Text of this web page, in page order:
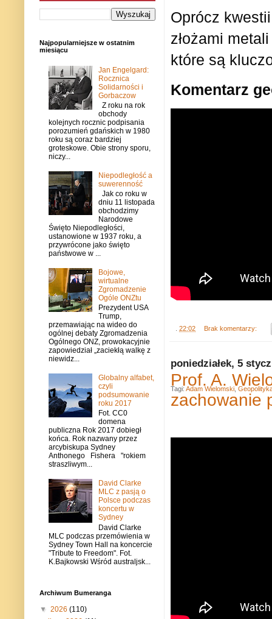
Oprócz
złożami
które są
Komentarz
22:02 Brak komentarzy:
poniedziałek, 5
Prof. A.
zachowanie
Tagi: Adam Wielomski
Najpopularniejsze w ostatnim
miesiącu
Jan Engelgard:
Rocznica
Solidarności i
Gorbaczow
Z roku na rok
obchody
kolejnych rocznic podpisania
porozumień gdańskich w 1980
roku są coraz bardziej
groteskowe. Obie strony sporu,
niczy...
Niepodległość a
suwerenność
Jak co roku w
dniu 11 listopada
obchodzimy
Narodowe
Święto Niepodległości,
ustanowione w 1937 roku, a
przywrócone jako święto
państwowe w ...
Bojowe,
wirtualne
Zgromadzenie
Ogóle ONZtu
Prezydent USA
Trump,
przemawiając na wideo do
ogólnej debaty Zgromadzenia
Ogólnego ONZ, prowokacyjnie
zapowiedział „zaciekłą walkę z
niewidz...
Globalny alfabet,
czyli
podsumowanie
roku 2017
Fot. CC0
domena
publiczna Rok 2017 dobiegł
końca. Rok nazwany przez
arcybiskupa Sydney
Anthonego Fishera "rokiem
straszliwym...
David Clarke
MLC z pasją o
Polsce podczas
koncertu w
Sydney
David Clarke
MLC podczas przemówienia w
Sydney Town Hall na koncercie
"Tribute to Freedom". Fot.
K.Bajkowski Wśród australjsk...
Archiwum Bumeranga
▼ 2026 (110)